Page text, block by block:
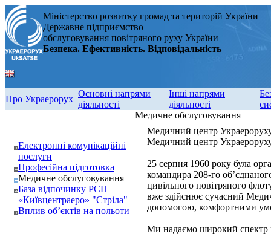
Міністерство розвитку громад та територій України
Державне підприємство
обслуговування повітряного руху України
Безпека. Ефективність. Відповідальність
Про Украерорух
Основні напрями
діяльності
Інші напрями
діяльності
Електронні комунікаційні
послуги
Професійна підготовка
Медичне обслуговування
База відпочинку РСП
«Київцентраеро» "Стріла"
Вплив об’єктів на польоти
Медичне обслуговування
Медичний центр
Медичний центр
25 серпня 1960 року була
командира 208-го
цивільного повітряного
вже здійснює сучасний
допомогою, комфортними
Ми надаємо широкий спектр